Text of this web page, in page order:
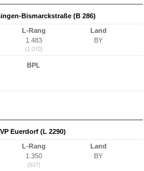
Bismarckstraße (B 286)
L-Rang
1.483
(1.070)
Land
BY
BPL
Euerdorf (L 2290)
L-Rang
1.350
(937)
Land
BY